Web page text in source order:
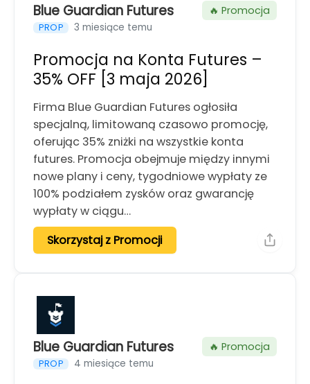
Blue Guardian Futures
PROP 3 miesiące temu
🔥 Promocja
Promocja na Konta Futures –
35% OFF [3 maja 2026]
Firma Blue Guardian Futures ogłosiła
specjalną, limitowaną czasowo promocję,
oferując 35% zniżki na wszystkie konta
futures. Promocja obejmuje między innymi
nowe plany i ceny, tygodniowe wypłaty ze
100% podziałem zysków oraz gwarancję
wypłaty w ciągu…
Skorzystaj z Promocji
Blue Guardian Futures
PROP 4 miesiące temu
🔥 Promocja